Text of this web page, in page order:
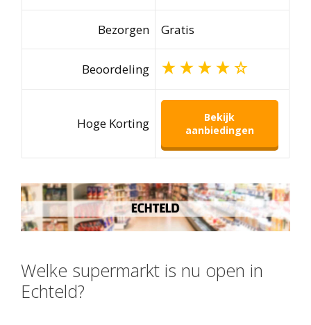
Bezorgen Gratis
Beoordeling
Hoge Korting
Bekijk
aanbiedingen
Welke supermarkt is nu open in
Echteld?